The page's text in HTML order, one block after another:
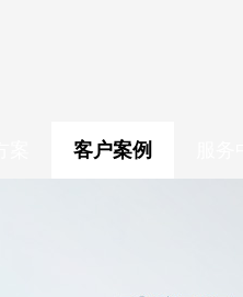
客户案例